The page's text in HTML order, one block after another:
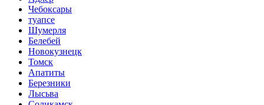
Чебоксары
туапсе
Шумерля
Белебей
Новокузнецк
Томск
Апатиты
Березники
Лысьва